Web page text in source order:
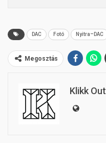
DAC Fotó Nyitra–DAC
Megosztás
Klikk Out